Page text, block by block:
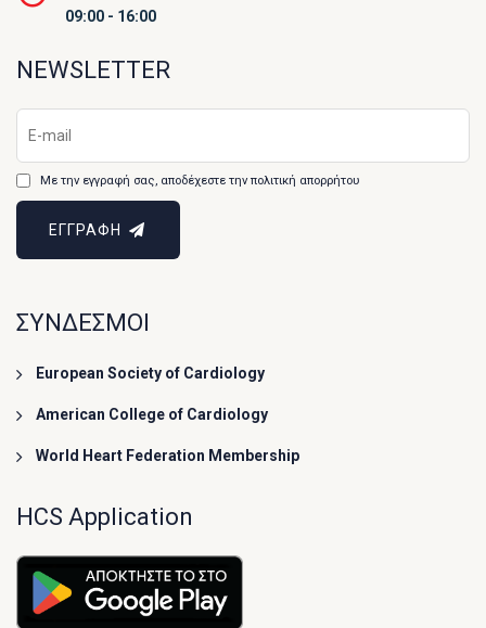
09:00 - 16:00
NEWSLETTER
Με την εγγραφή σας, αποδέχεστε την πολιτική απορρήτου
ΕΓΓΡΑΦΗ
ΣΥΝΔΕΣΜΟΙ
European Society of Cardiology
American College of Cardiology
World Heart Federation Membership
HCS Application